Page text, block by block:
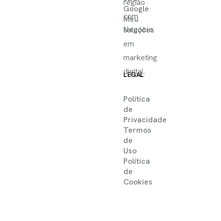
Google
Meu
Negócio
LEGAL
Política
de
Privacidade
Termos
de
Uso
Política
de
Cookies
região
com
soluções
em
marketing
digital.